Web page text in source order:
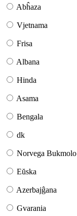
Abĥaza
Vjetnama
Frisa
Albana
Hinda
Asama
Bengala
dk
Norvega Bukmolo
Eŭska
Azerbajĝana
Gvarania